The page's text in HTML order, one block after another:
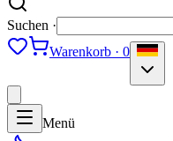
Suchen ·
Warenkorb · 0
Menü